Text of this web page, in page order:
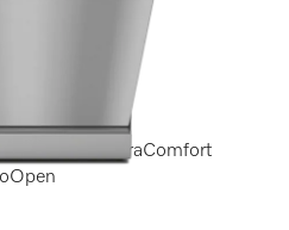
I paniers ExtraComfort
énergétique